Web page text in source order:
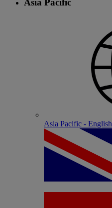
Asia Pacific
Asia Pacific - English